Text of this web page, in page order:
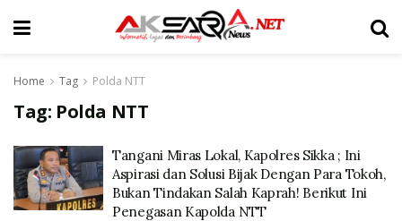
Home Tag Polda NTT
Tag: Polda NTT
Tangani Miras Lokal, Kapolres Sikka ; Ini
Aspirasi dan Solusi Bijak Dengan Para Tokoh,
Bukan Tindakan Salah Kaprah! Berikut Ini
Penegasan Kapolda NTT